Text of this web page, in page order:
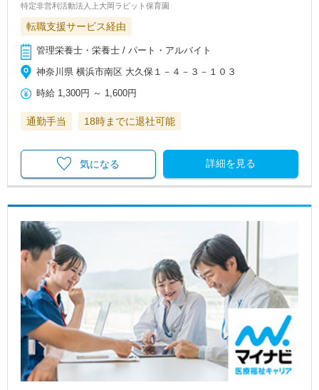
特定非営利活動法人上大岡ラビット保育園
転職支援サービス経由
管理栄養士・栄養士 / パート・アルバイト
神奈川県 横浜市南区 大久保１－４－３－１０３
時給 1,300円 ～ 1,600円
通勤手当 18時までに退社可能
詳細を見る
気になる